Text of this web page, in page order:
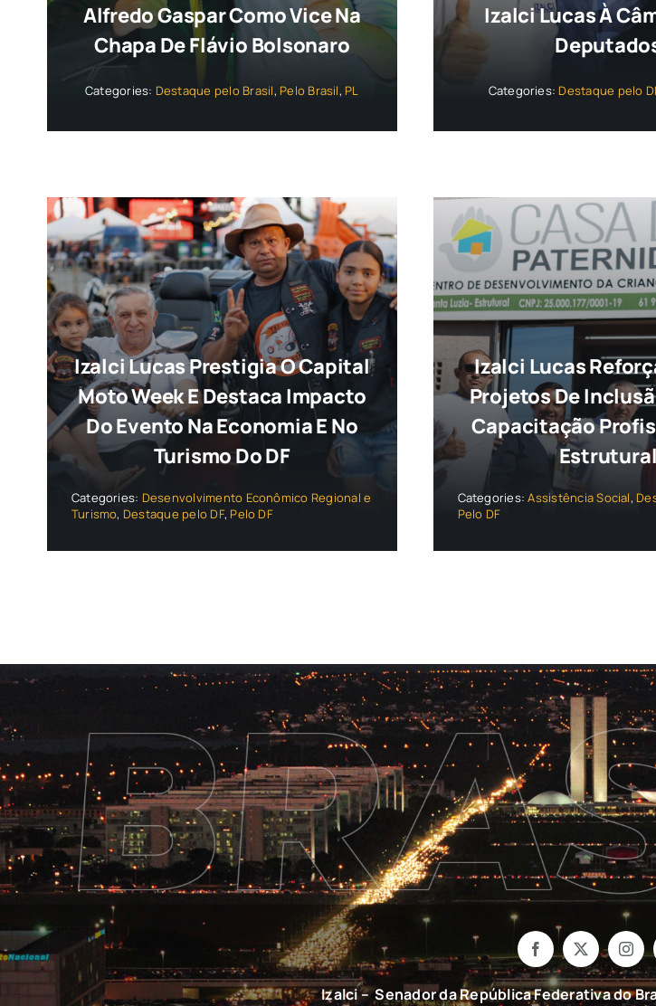
Alfredo Gaspar Como Vice Na
Chapa De Flávio Bolsonaro
Categories: Destaque pelo Brasil, Pelo Brasil, PL
Izalci Lucas À
Categories: Destaque pelo
Izalci Lucas Prestigia O Capital
Moto Week E Destaca Impacto
Do Evento Na Economia E No
Turismo Do DF
Categories: Desenvolvimento Econômico Regional e
Turismo, Destaque pelo DF, Pelo DF
Izalci Lucas
Projetos De
Capacitação
Estrutural
Categories:Assistência Social,
Pelo DF
Izalci – Senador da República Federativa do